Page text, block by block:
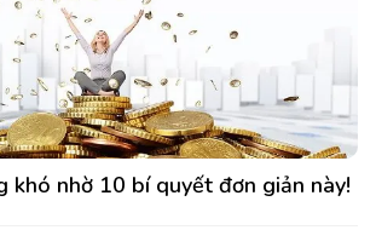
khó nhờ 10 bí quyết đơn giản này!